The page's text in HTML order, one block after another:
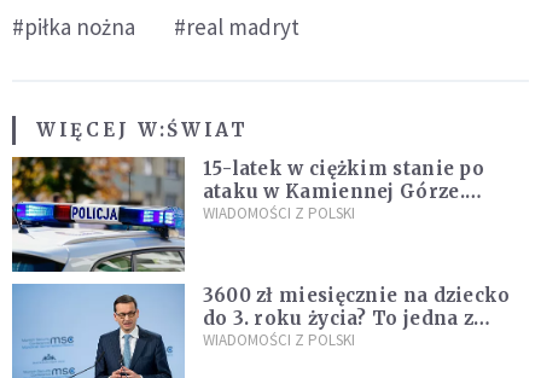
#piłka nożna #real madryt
WIĘCEJ W:ŚWIAT
15-latek w ciężkim stanie po
ataku w Kamiennej Górze.
Policja zatrzymała dwóch
WIADOMOŚCI Z POLSKI
3600 zł miesięcznie na dziecko
do 3. roku życia? To jedna z
propozycji programu "Rozwój
WIADOMOŚCI Z POLSKI